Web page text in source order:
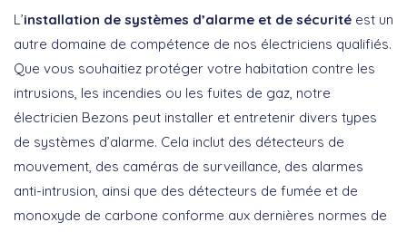
L’installation de systèmes d’alarme et de sécurité est un
autre domaine de compétence de nos électriciens qualifiés.
Que vous souhaitiez protéger votre habitation contre les
intrusions, les incendies ou les fuites de gaz, notre
électricien Bezons peut installer et entretenir divers types
de systèmes d’alarme. Cela inclut des détecteurs de
mouvement, des caméras de surveillance, des alarmes
anti-intrusion, ainsi que des détecteurs de fumée et de
monoxyde de carbone conforme aux dernières normes de